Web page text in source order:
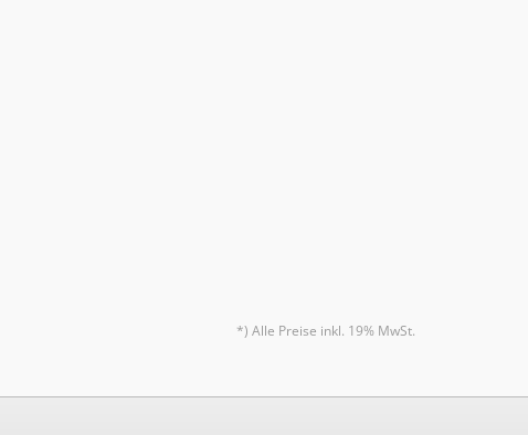
*) Alle Preise inkl. 19% MwSt.